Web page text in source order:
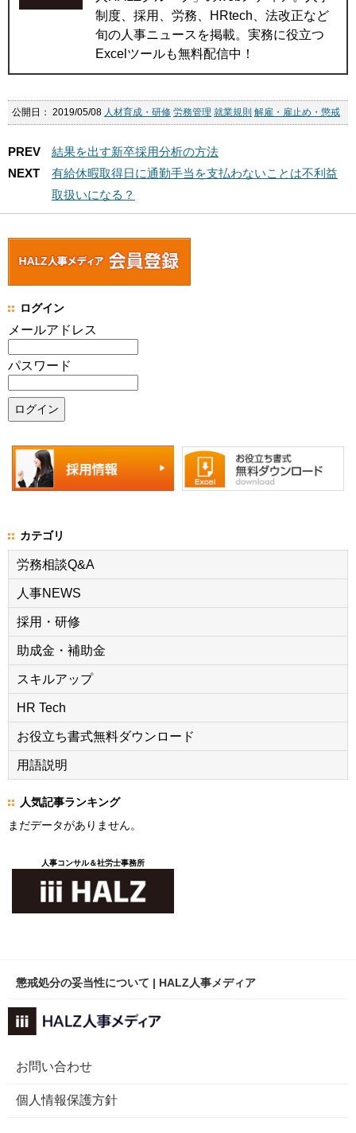
制度、採用、労務、HRtech、法改正など
旬の人事ニュースを掲載。実務に役立つ
Excelツールも無料配信中！
公開日： 2019/05/08 人材育成・研修 労務管理 就業規則 解雇・雇止め・懲戒
PREV
結果を出す新卒採用分析の方法
NEXT
有給休暇取得日に通勤手当を支払わないことは不利益
取扱いになる？
ログイン
メールアドレス
パスワード
カテゴリ
労務相談Q&A
人事NEWS
採用・研修
助成金・補助金
スキルアップ
HR Tech
お役立ち書式無料ダウンロード
用語説明
人気記事ランキング
まだデータがありません。
人事コンサル＆社労士事務所
懲戒処分の妥当性について | HALZ人事メディア
お問い合わせ
個人情報保護方針